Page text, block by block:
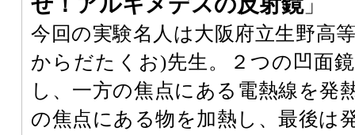
今回の実験名人は大阪府立生野高
からだたくお)先生。２つの凹面
し、一方の焦点にある電熱線を発
の焦点にある物を加熱し、最後は